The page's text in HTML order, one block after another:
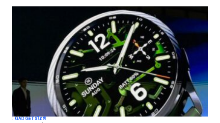
Your email address will not be published.
Required fields are marked*
Comment*
Your Name*
GADGETSไอที